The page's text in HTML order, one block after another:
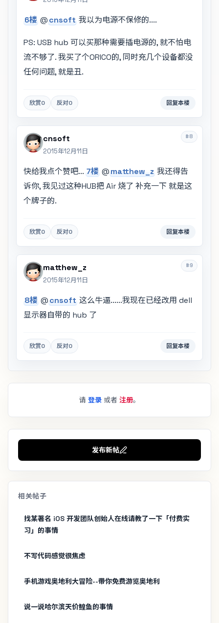
6楼 @cnsoft 我以为电源不保修的....
PS: USB hub 可以买那种需要插电源的, 就不怕电
流不够了. 我买了个ORICO的, 同时充几个设备都没
任何问题, 就是丑.
欣赏0 反对0 回复本楼
#8
cnsoft
2015年12月11日
快给我点个赞吧... 7楼 @matthew_z 我还得告
诉你, 我见过这种HUB把 Air 烧了 补充一下 就是这
个牌子的.
欣赏0 反对0 回复本楼
#9
matthew_z
2015年12月11日
8楼 @cnsoft 这么牛逼......我现在已经改用 dell
显示器自带的 hub 了
欣赏0 反对0 回复本楼
请 登录 或者 注册。
发布新帖
相关帖子
找某著名 iOS 开发团队创始人在线请教了一下「付费实
习」的事情
不写代码感觉很焦虑
手机游戏奥地利大冒险--带你免费游览奥地利
说一说哈尔滨天价鳇鱼的事情